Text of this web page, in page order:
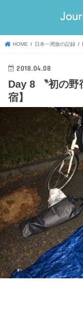
HOME 日本一周旅の記録
2018.04.08
Day 8 〝初の野
宿】